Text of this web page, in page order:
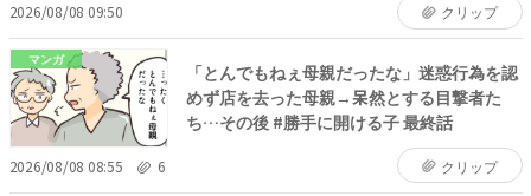
2026/08/08 09:50 クリップ
マンガ
「とんでもねぇ母親だったな」迷惑行為を認
めず店を去った母親→呆然とする目撃者た
ち…その後 #勝手に開ける子 最終話
2026/08/08 08:55 6 クリップ